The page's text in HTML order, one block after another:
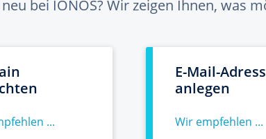
bei IONOS? Wir zeigen Ihnen, was
...
E-Mail-
anlegen
Wir empfehlen ...